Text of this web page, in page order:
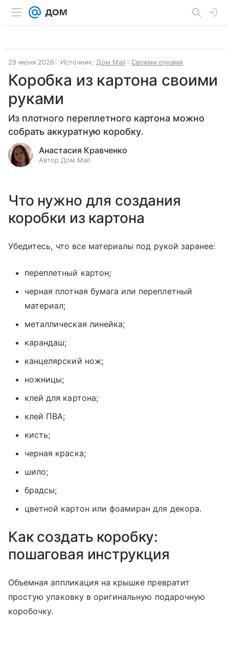
29 июня 2026 Источник: Дом Mail Своими руками
Коробка из картона своими
руками
Из плотного переплетного картона можно
собрать аккуратную коробку.
Анастасия Кравченко
Автор Дом Mail
Что нужно для создания
коробки из картона
Убедитесь, что все материалы под рукой заранее:
переплетный картон;
черная плотная бумага или переплетный
материал;
металлическая линейка;
карандаш;
канцелярский нож;
ножницы;
клей для картона;
клей ПВА;
кисть;
черная краска;
шило;
брадсы;
цветной картон или фоамиран для декора.
Как создать коробку:
пошаговая инструкция
Объемная аппликация на крышке превратит
простую упаковку в оригинальную подарочную
коробочку.